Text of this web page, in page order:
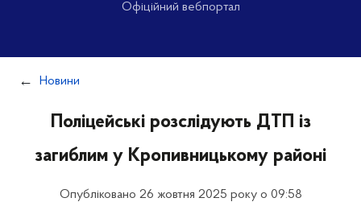
Офіційний вебпортал
Новини
Поліцейські розслідують ДТП із
загиблим у Кропивницькому районі
Опубліковано 26 жовтня 2025 року о 09:58